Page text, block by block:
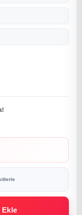
Ekle